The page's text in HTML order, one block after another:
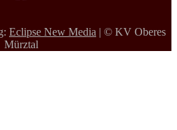
Eclipse New Media | © KV Oberes
Mürztal